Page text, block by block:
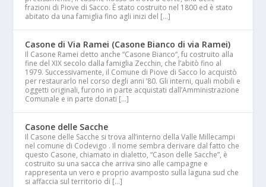
frazioni di Piove di Sacco. È stato costruito nel 1800 ed è stato
abitato da una famiglia fino agli inizi del […]
Casone di Via Ramei (Casone Bianco di via Ramei)
Il Casone Ramei detto anche “Casone Bianco“, fu costruito alla
fine del XIX secolo dalla famiglia Zecchin, che l’abitò fino al
1979. Successivamente, il Comune di Piove di Sacco lo acquistò
per restaurarlo nel corso degli anni ’80. Gli interni, quali mobili e
oggetti originali, furono in parte acquistati dall’Amministrazione
Comunale e in parte donati […]
Casone delle Sacche
Il Casone delle Sacche si trova all’interno della Valle Millecampi
nel comune di Codevigo . Il nome sembra derivare dal fatto che
questo Casone, chiamato in dialetto, “Cason delle Sacche”, è
costruito su una sacca che arriva sino alle campagne e
rappresenta un vero e proprio avamposto sulla laguna sud che
si affaccia sul territorio di […]